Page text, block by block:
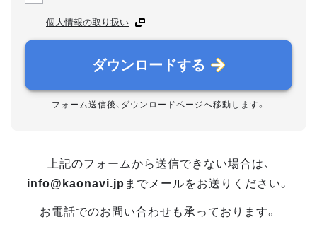
個人情報の取り扱い
ダウンロードする
フォーム送信後、ダウンロードページへ移動します。
上記のフォームから送信できない場合は、
info@kaonavi.jp までメールをお送りください。
お電話でのお問い合わせも承っております。